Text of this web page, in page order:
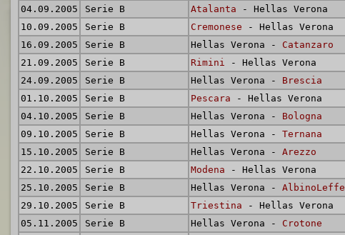
04.09.2005
Serie B Atalanta - Hellas Verona
10.09.2005
Serie B Cremonese - Hellas Verona
16.09.2005
Serie B Hellas Verona - Catanzaro
21.09.2005
Serie B Rimini - Hellas Verona
24.09.2005
Serie B Hellas Verona - Brescia
01.10.2005
Serie B Pescara - Hellas Verona
04.10.2005
Serie B Hellas Verona - Bologna
09.10.2005
Serie B Hellas Verona - Ternana
15.10.2005
Serie B Hellas Verona - Arezzo
22.10.2005
Serie B Modena - Hellas Verona
25.10.2005
Serie B Hellas Verona - AlbinoLeffe
29.10.2005
Serie B Triestina - Hellas Verona
05.11.2005
Serie B Hellas Verona - Crotone